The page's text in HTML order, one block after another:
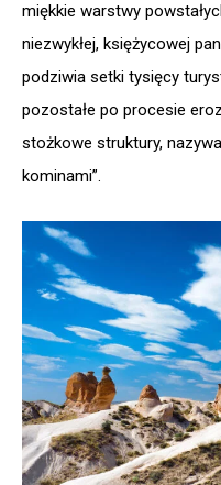
miękkie warstwy
niezwykłej, księżycowej
podziwia setki tysięcy
pozostałe po procesie
stożkowe struktury,
kominami”.